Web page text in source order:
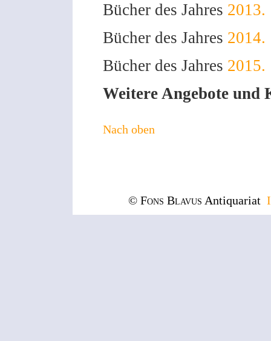
Bücher des Jahres 2013.
Bücher des Jahres 2014.
Bücher des Jahres 2015.
Weitere Angebote und
Nach oben
© Fons Blavus Antiquariat